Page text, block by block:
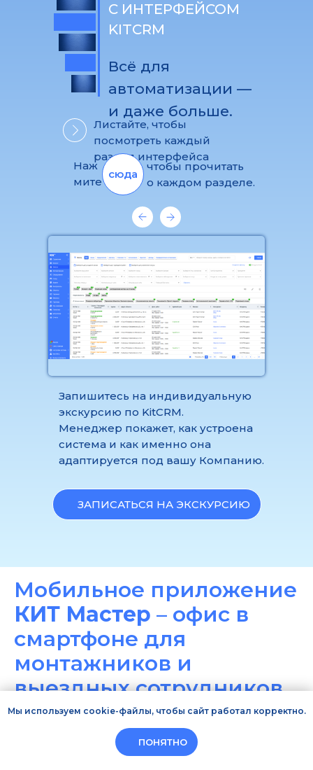
Всё для
автоматизации —
и даже больше.
С ИНТЕРФЕЙСОМ
KITCRM
ЗАПИСАТЬСЯ НА ЭКСКУРСИЮ
Листайте, чтобы
посмотреть каждый
раздел интерфейса
Запишитесь на индивидуальную
экскурсию по KitCRM.
Менеджер покажет, как устроена
система и как именно она
адаптируется под вашу Компанию.
сюда
Наж
мите
чтобы прочитать
о каждом разделе.
Мобильное приложение
КИТ Мастер – офис в
смартфоне для
монтажников и
выездных сотрудников
КИТ Мастер - мобильное
Мы используем cookie-файлы, чтобы сайт работал корректно.
ПОНЯТНО